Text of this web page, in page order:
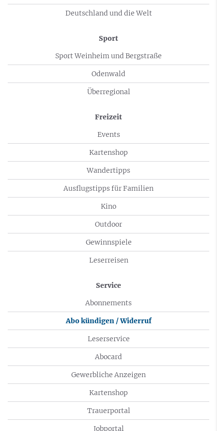
Deutschland und die Welt
Sport
Sport Weinheim und Bergstraße
Odenwald
Überregional
Freizeit
Events
Kartenshop
Wandertipps
Ausflugstipps für Familien
Kino
Outdoor
Gewinnspiele
Leserreisen
Service
Abonnements
Abo kündigen / Widerruf
Leserservice
Abocard
Gewerbliche Anzeigen
Kartenshop
Trauerportal
Jobportal